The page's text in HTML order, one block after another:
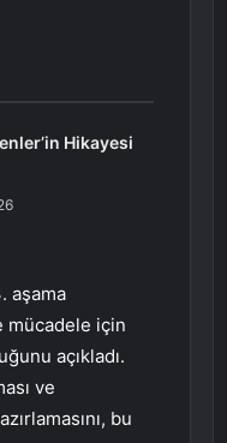
Hikayesi
aşama
mücadele için
açıkladı.
ve
bu